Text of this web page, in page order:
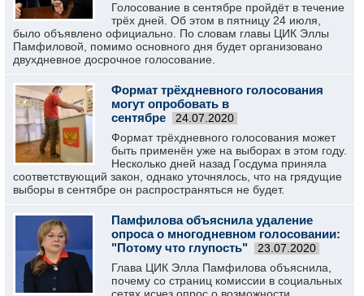
Голосование в сентябре пройдёт в течение
трёх дней. Об этом в пятницу 24 июля,
было объявлено официально. По словам главы ЦИК Эллы
Памфиловой, помимо основного дня будет организовано
двухдневное досрочное голосование.
Формат трёхдневного голосования
могут опробовать в
сентябре
24.07.2020
Формат трёхдневного голосования может
быть применён уже на выборах в этом году.
Несколько дней назад Госдума приняла
соответствующий закон, однако уточнялось, что на грядущие
выборы в сентябре он распространяться не будет.
Памфилова объяснила удаление
опроса о многодневном голосовании:
"Потому что глупость"
23.07.2020
Глава ЦИК Элла Памфилова объяснила,
почему со страниц комиссии в социальных